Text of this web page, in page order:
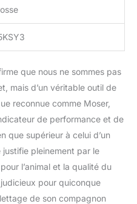
que nous ne sommes pas
mais d’un véritable outil de
reconnue comme Moser,
de performance et de
que supérieur à celui d’un
justifie pleinement par le
l’animal et la qualité du
pour quiconque
de son compagnon